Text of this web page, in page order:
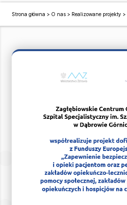
Strona główna > O nas > Realizowane projekty >